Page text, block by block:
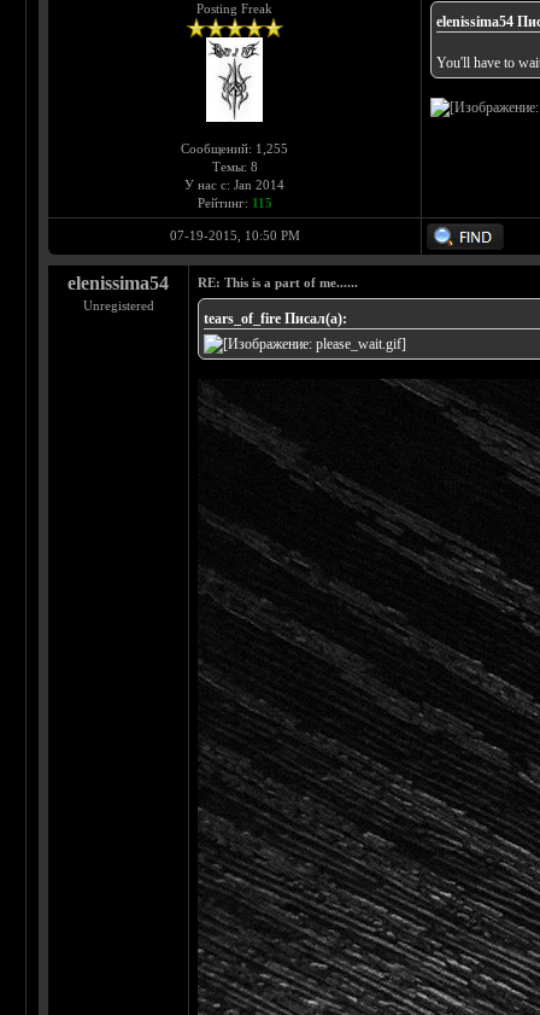
Posting Freak
Сообщений: 1,255
Темы: 8
У нас с: Jan 2014
Рейтинг: 115
elenissima54
You'll have to
07-19-2015, 10:50 PM
elenissima54
Unregistered
RE: This is a part of me......
tears_of_fire Писал(а):